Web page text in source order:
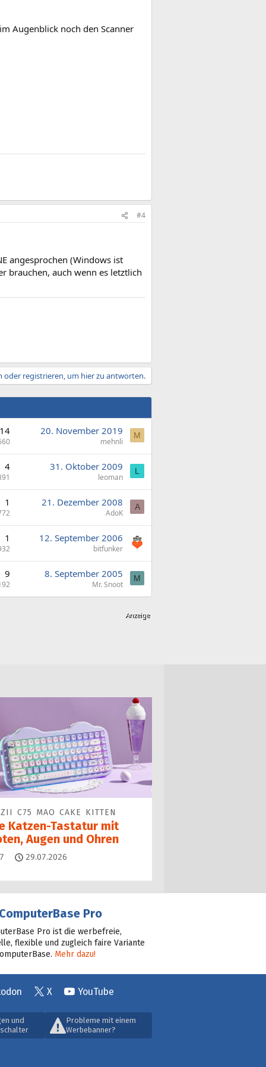
Augenblick noch den Scanner
#4
angesprochen (Windows ist
brauchen, auch wenn es letztlich
oder registrieren, um hier zu antworten.
14 20. November 2019
mehnli
M
4 31. Oktober 2009
leoman
L
1 21. Dezember 2008
AdoK
A
1 12. September 2006
bitfunker
9 8. September 2005
Mr. Snoot
M
C75 MAO CAKE KITTEN
Katzen-Tastatur mit
Augen und Ohren
Kommentare
29.07.2026
ComputerBase Pro
Pro ist die werbefreie,
flexible und zugleich faire Variante
Mehr dazu!
X YouTube
und
Probleme mit einem
Werbebanner?